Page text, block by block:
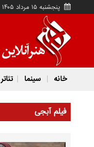
پنجشنبه ۱۵ مرداد ۱۴۰۵
خانه سینما تئاتر
فیلم آبجی